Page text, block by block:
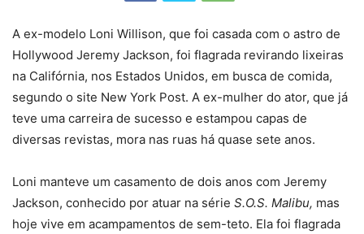
A ex-modelo Loni Willison, que foi casada com o astro de
Hollywood Jeremy Jackson, foi flagrada revirando lixeiras
na Califórnia, nos Estados Unidos, em busca de comida,
segundo o site New York Post. A ex-mulher do ator, que já
teve uma carreira de sucesso e estampou capas de
diversas revistas, mora nas ruas há quase sete anos.
Loni manteve um casamento de dois anos com Jeremy
Jackson, conhecido por atuar na série S.O.S. Malibu, mas
hoje vive em acampamentos de sem-teto. Ela foi flagrada